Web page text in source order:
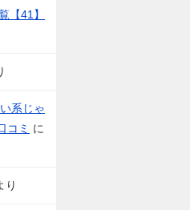
【41】
系じゃ
コミ に
り